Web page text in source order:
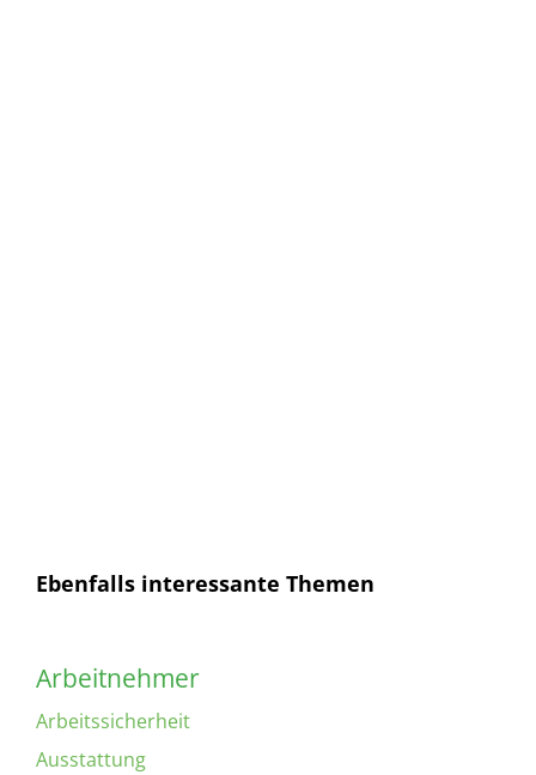
Ebenfalls interessante Themen
Arbeitnehmer
Arbeitssicherheit
Ausstattung